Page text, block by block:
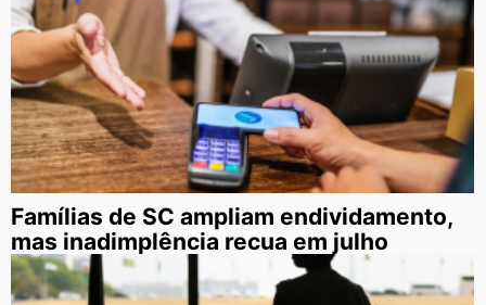
Famílias de SC ampliam endividamento,
mas inadimplência recua em julho